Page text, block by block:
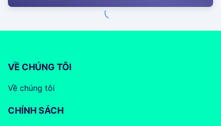
VỀ CHÚNG TÔI
Về chúng tôi
CHÍNH SÁCH